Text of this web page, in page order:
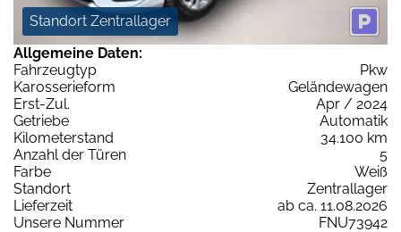
Standort Zentrallager
Allgemeine Daten:
Fahrzeugtyp
Pkw
Karosserieform
Geländewagen
Erst-Zul.
Apr / 2024
Getriebe
Automatik
Kilometerstand
34.100 km
Anzahl der Türen
5
Farbe
Weiß
Standort
Zentrallager
Lieferzeit
ab ca. 11.08.2026
Unsere Nummer
FNU73942